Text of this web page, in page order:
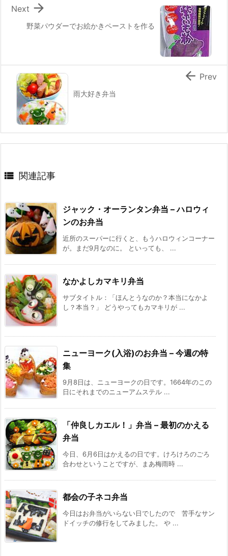
野菜パウダーでお絵かきペーストを作る

Next
雨大好き弁当
 Prev
 関連記事
ジャック・オーランタン弁当 – ハロウィ
ンのお弁当
近所のスーパーに行くと、もうハロウィンコーナー
が。まだ9月なのに。 といっても、 ...
なかよしカマキリ弁当
サブタイトル：「ほんとうなのか？本当になかよ
し？本当？」 どうやってもカマキリが ...
ニューヨーク(入浴)のお弁当 – 今週の特
集
9月8日は、ニューヨークの日です。1664年のこの
日にそれまでのニューアムステル ...
「仲良しカエル！」弁当 – 最初のかえる
弁当
今日、6月6日はかえるの日です。けろけろのごろ
合わせということですが、まあ梅雨時 ...
都会の子ネコ弁当
今日はお弁当がいらない日でしたので 苦手なサン
ドイッチの修行をしてみました。 や ...